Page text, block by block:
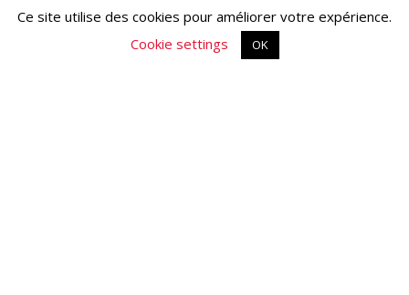
Ce site utilise des cookies pour améliorer votre expérience.
Cookie settings
OK